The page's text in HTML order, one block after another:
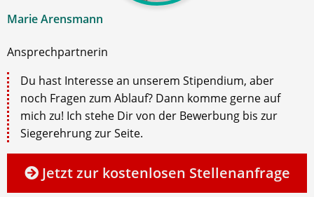
Marie Arensmann
Ansprechpartnerin
Du hast Interesse an unserem Stipendium, aber
noch Fragen zum Ablauf? Dann komme gerne auf
mich zu! Ich stehe Dir von der Bewerbung bis zur
Siegerehrung zur Seite.
Jetzt zur kostenlosen Stellenanfrage